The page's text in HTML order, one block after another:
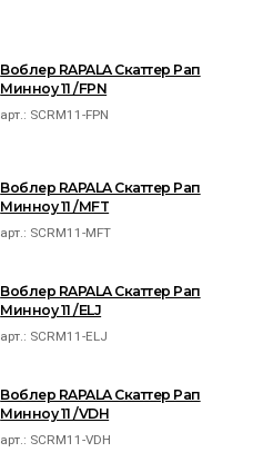
Воблер RAPALA Скаттер Рап
Минноу 11 /FPN
арт.: SCRM11-FPN
Воблер RAPALA Скаттер Рап
Минноу 11 /MFT
арт.: SCRM11-MFT
Воблер RAPALA Скаттер Рап
Минноу 11 /ELJ
арт.: SCRM11-ELJ
Воблер RAPALA Скаттер Рап
Минноу 11 /VDH
арт.: SCRM11-VDH